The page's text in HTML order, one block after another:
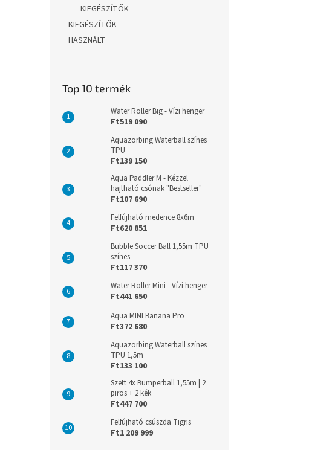
KIEGÉSZÍTŐK
KIEGÉSZÍTŐK
HASZNÁLT
Top 10 termék
Water Roller Big - Vízi henger
Ft519 090
Aquazorbing Waterball színes
TPU
Ft139 150
Aqua Paddler M - Kézzel
hajtható csónak "Bestseller"
Ft107 690
Felfújható medence 8x6m
Ft620 851
Bubble Soccer Ball 1,55m TPU
színes
Ft117 370
Water Roller Mini - Vízi henger
Ft441 650
Aqua MINI Banana Pro
Ft372 680
Aquazorbing Waterball színes
TPU 1,5m
Ft133 100
Szett 4x Bumperball 1,55m | 2
piros + 2 kék
Ft447 700
Felfújható csúszda Tigris
Ft1 209 999